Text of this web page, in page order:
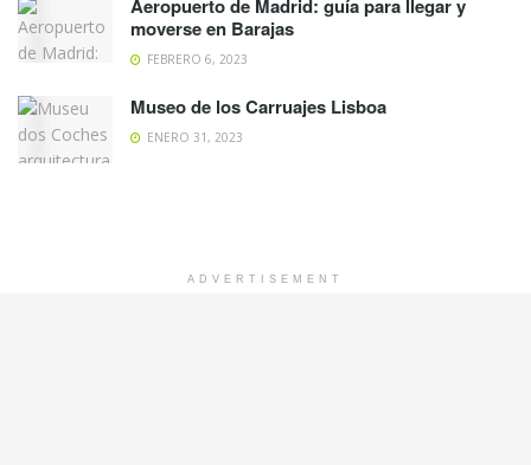
Aeropuerto de Madrid: guía para llegar y
moverse en Barajas
FEBRERO 6, 2023
Museo de los Carruajes Lisboa
ENERO 31, 2023
ADVERTISEMENT